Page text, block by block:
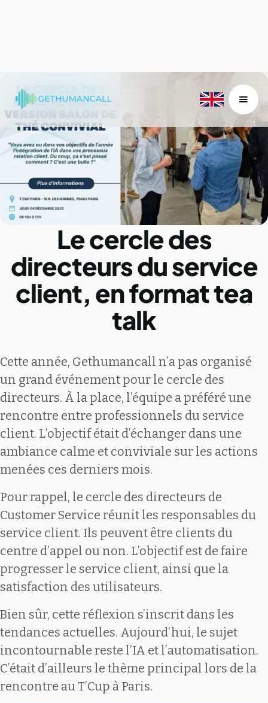
Le cercle des
directeurs du service
client, en format tea
talk
Cette année, Gethumancall n’a pas organisé
un grand événement pour le cercle des
directeurs. À la place, l’équipe a préféré une
rencontre entre professionnels du service
client. L’objectif était d’échanger dans une
ambiance calme et conviviale sur les actions
menées ces derniers mois.
Pour rappel, le cercle des directeurs de
Customer Service réunit les responsables du
service client. Ils peuvent être clients du
centre d’appel ou non. L’objectif est de faire
progresser le service client, ainsi que la
satisfaction des utilisateurs.
Bien sûr, cette réflexion s’inscrit dans les
tendances actuelles. Aujourd’hui, le sujet
incontournable reste l’IA et l’automatisation.
C’était d’ailleurs le thème principal lors de la
rencontre au T’Cup à Paris.